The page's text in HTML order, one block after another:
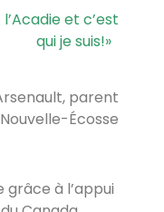
et c’est
qui je suis!»
parent
Écosse
à l’appui